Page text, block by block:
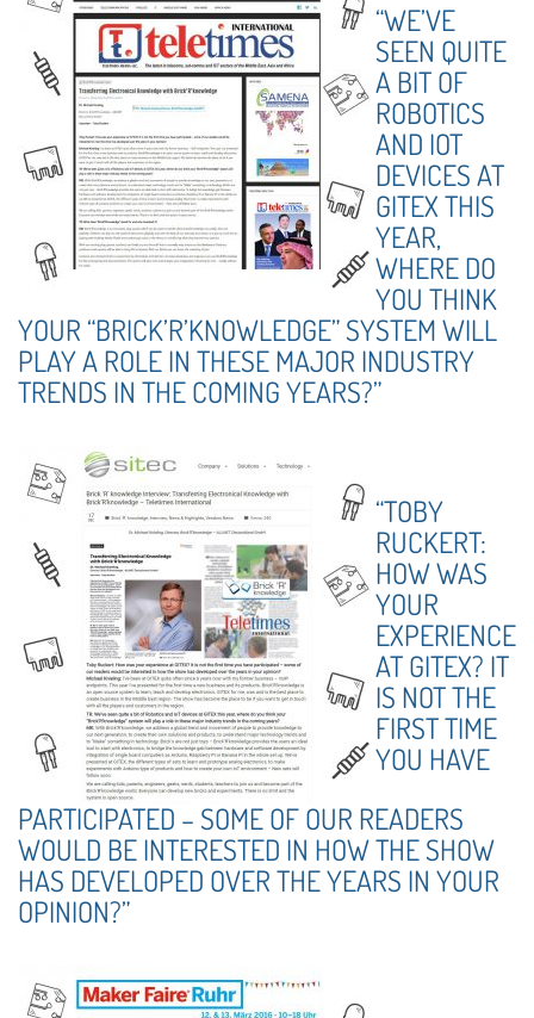
“WE’VE
SEEN QUITE
A BIT OF
ROBOTICS
AND IOT
DEVICES AT
GITEX THIS
YEAR,
WHERE DO
YOU THINK
YOUR “BRICK’R’KNOWLEDGE” SYSTEM WILL
PLAY A ROLE IN THESE MAJOR INDUSTRY
TRENDS IN THE COMING YEARS?”
“TOBY
RUCKERT:
HOW WAS
YOUR
EXPERIENCE
AT GITEX? IT
IS NOT THE
FIRST TIME
YOU HAVE
PARTICIPATED – SOME OF OUR READERS
WOULD BE INTERESTED IN HOW THE SHOW
HAS DEVELOPED OVER THE YEARS IN YOUR
OPINION?”